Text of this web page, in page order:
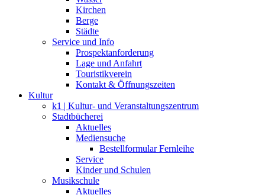
Kirchen
Berge
Städte
Service und Info
Prospektanforderung
Lage und Anfahrt
Touristikverein
Kontakt & Öffnungszeiten
Kultur
k1 | Kultur- und Veranstaltungszentrum
Stadtbücherei
Aktuelles
Mediensuche
Bestellformular Fernleihe
Service
Kinder und Schulen
Musikschule
Aktuelles